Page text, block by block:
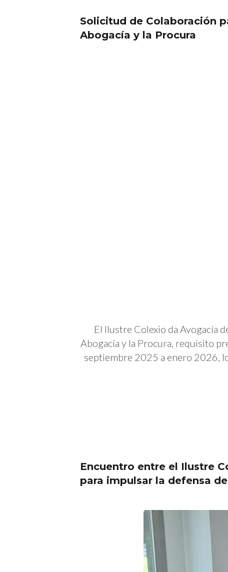
Solicitud de Colaboración
Abogacía y la Procura
El Ilustre Colexio da Avogacía
Abogacía y la Procura, requisito
septiembre 2025 a enero 2026,
Encuentro entre el Ilustre
para impulsar la defensa